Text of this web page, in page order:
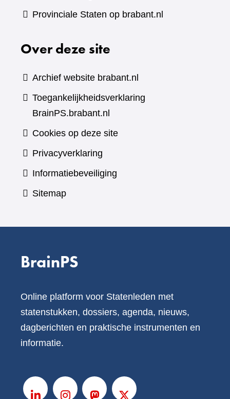
Provinciale Staten op brabant.nl
Over deze site
Archief website brabant.nl
Toegankelijkheidsverklaring
BrainPS.brabant.nl
Cookies op deze site
Privacyverklaring
Informatiebeveiliging
Sitemap
BrainPS
Online platform voor Statenleden met
statenstukken, dossiers, agenda, nieuws,
dagberichten en praktische instrumenten en
informatie.